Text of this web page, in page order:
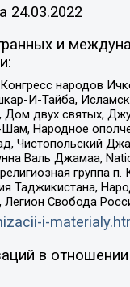
24.03.2022
и
народов
И-Тайба,
двух святых,
Народное
Валь Джамаа,
группа
Таджикистана,
Свобода
i-
в